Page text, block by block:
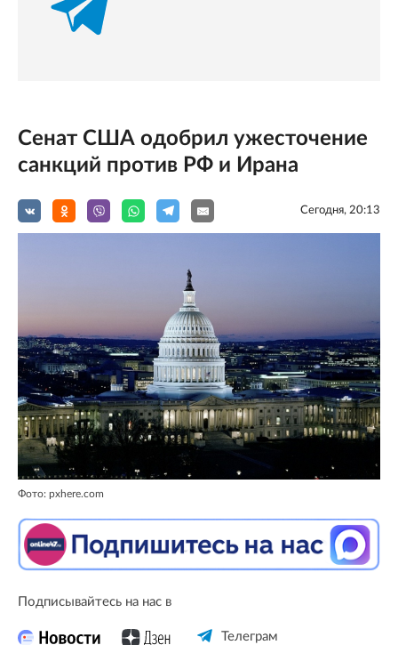
Сенат США одобрил ужесточение
санкций против РФ и Ирана
Сегодня, 20:13
Фото: pxhere.com
Подписывайтесь на нас в
Телеграм